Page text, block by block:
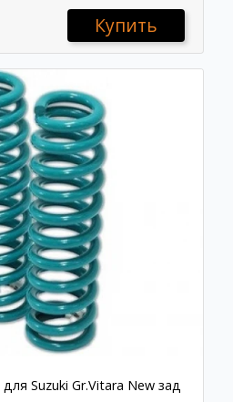
Купить
Suzuki Gr.Vitara New зад